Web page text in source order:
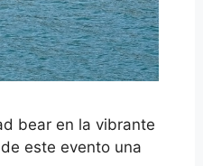
bear en la vibrante
este evento una